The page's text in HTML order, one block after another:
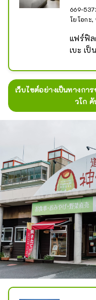
669-
โยโอกะ,
แฟร์ฟิล
เบะ เ
ที่ราบสู
พื้นที่รี
และก
การเ
ในฤดูร้
เป็นที่
เพราะ
หนาวอื่
อาหาร
ร้านอา
อาหาร
มะ เส้
โปรดใ
เป็นฐ
คันนา
ท่องเที่
ยินดีต้
เว็บไซต์อย่างเป็นทางกา
วโก คั